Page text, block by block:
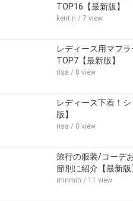
TOP16【最新版】
kent.n / 7 view
レディース用マフ
TOP7【最新版】
risa / 8 view
レディース下着！
版】
risa / 8 view
旅行の服装/コーデ
節別に紹介【最新版
minmin / 11 view